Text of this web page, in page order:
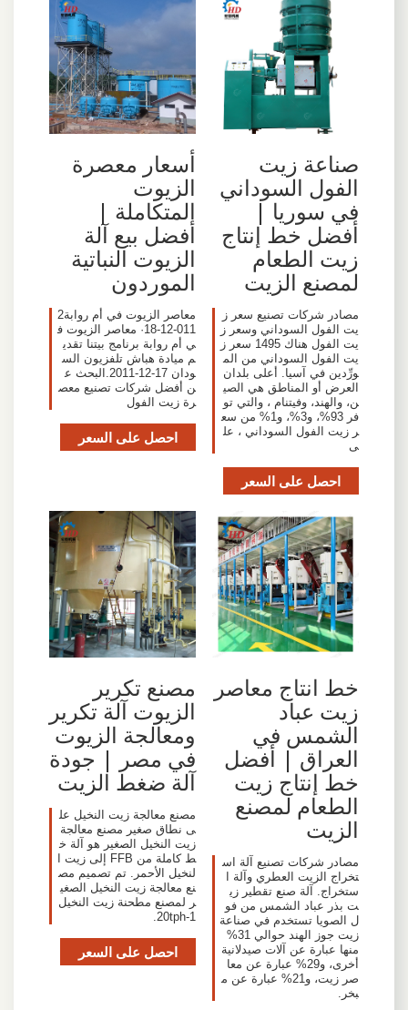
صناعة زيت
الفول السوداني
في سوريا |
أفضل خط إنتاج
زيت الطعام
لمصنع الزيت
مصادر شركات تصنيع سعر ز
يت الفول السوداني وسعر ز
يت الفول هناك 1495 سعر ز
يت الفول السوداني من الم
ورِّدين في آسيا. أعلى بلدان
العرض أو المناطق هي الصي
ن، والهند، وفيتنام ، والتي تو
فر 93%، و3%، و1% من سع
ر زيت الفول السوداني ، عل
ى
احصل على السعر
أسعار معصرة
الزيوت
المتكاملة |
أفضل بيع آلة
الزيوت النباتية
الموردون
معاصر الزيوت في أم روابة2
011-12-18· معاصر الزيوت ف
ي أم روابة برنامج بيتنا تقدي
م ميادة هباش تلفزيون الس
ودان 17-12-2011.البحث ع
ن أفضل شركات تصنيع معص
رة زيت الفول
احصل على السعر
خط انتاج معاصر
زيت عباد
الشمس في
العراق | أفضل
خط إنتاج زيت
الطعام لمصنع
الزيت
مصادر شركات تصنيع آلة اس
تخراج الزيت العطري وآلة ا
ستخراج. آلة صنع تقطير زي
ت بذر عباد الشمس من فو
ل الصويا تستخدم في صناعة
زيت جوز الهند حوالي 31%
منها عبارة عن آلات صيدلانية
أخرى، و29% عبارة عن معا
صر زيت، و21% عبارة عن م
بخر.
مصنع تكرير
الزيوت آلة تكرير
ومعالجة الزيوت
في مصر | جودة
آلة ضغط الزيت
مصنع معالجة زيت النخيل عل
ى نطاق صغير مصنع معالجة
زيت النخيل الصغير هو آلة خ
ط كاملة من FFB إلى زيت ا
لنخيل الأحمر. تم تصميم مص
نع معالجة زيت النخيل الصغي
ر لمصنع مطحنة زيت النخيل
1-20tph.
احصل على السعر